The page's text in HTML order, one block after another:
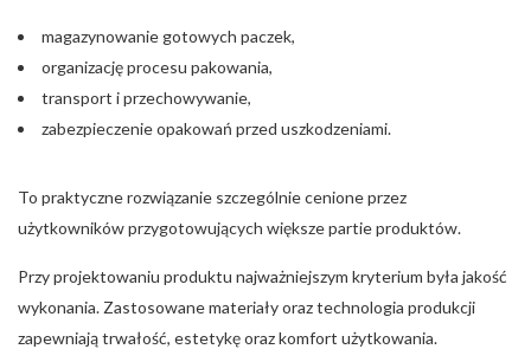
magazynowanie gotowych paczek,
organizację procesu pakowania,
transport i przechowywanie,
zabezpieczenie opakowań przed uszkodzeniami.
To praktyczne rozwiązanie szczególnie cenione przez
użytkowników przygotowujących większe partie produktów.
Przy projektowaniu produktu najważniejszym kryterium była jakość
wykonania. Zastosowane materiały oraz technologia produkcji
zapewniają trwałość, estetykę oraz komfort użytkowania.